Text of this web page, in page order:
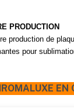
PRODUCTION
production de
pour